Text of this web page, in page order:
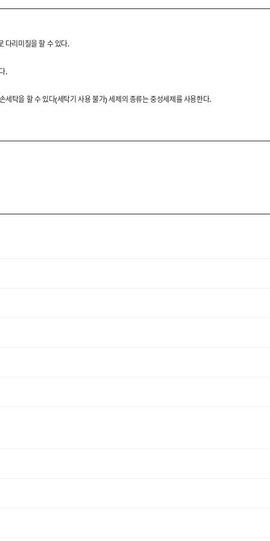
충분한 원단과 디자인으로
습니다.
다리미질을 할 수 있다.
.
세탁을 할 수 있다(세탁기 사용 불가) 세제의 종류는 중성세제를 사용한다.